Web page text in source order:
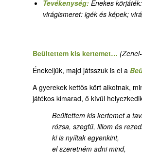
Tevékenység: Énekes
virágismeret: igék és képek;
Beültettem kis kertemet…
Énekeljük, majd játsszuk is el a
A gyerekek kettős kört alkotnak,
játékos kimarad, ő kívül
Beültettem kis kertemet a
rózsa, szegfű, liliom és
ki is nyíltak egyenkint,
el szeretném adni mind,